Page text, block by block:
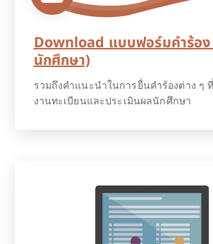
Download แบบฟอร์มคำร้อง
นักศึกษา)
รวมถึงคำแนะนำในการยื่นคำร้องต่าง ๆ
งานทะเบียนและประเมินผลนักศึกษา